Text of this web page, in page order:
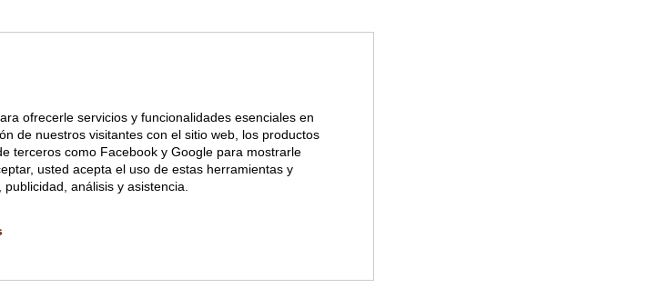
ofrecerle servicios y funcionalidades esenciales en
de nuestros visitantes con el sitio web, los productos
terceros como Facebook y Google para mostrarle
usted acepta el uso de estas herramientas y
análisis y asistencia.